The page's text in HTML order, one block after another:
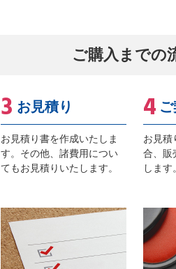
ご購入までの
お見積り
お見積り書を作成いたしま
す。その他、諸費用につい
てもお見積りいたします。
お見積
合、販
します。